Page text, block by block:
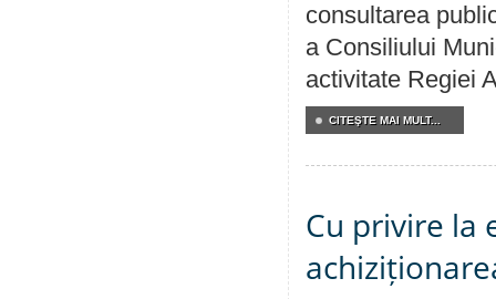
consultarea
a Consiliului
activitate Regiei
CITEŞTE MAI MULT...
Cu privire la